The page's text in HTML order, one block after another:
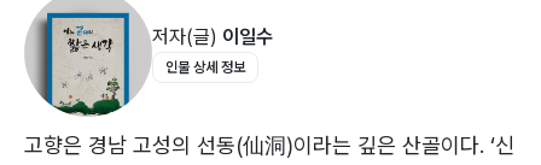
과연 합리적으로 생각하고 행동할까?
팔방미인을 부러워해야 할까?
전체를 보는 눈
야랑국 왕처럼 허세 부리는 사람들
편지가 사라지는 시대
저자(글) 이일수
인물 상세 정보
고향은 경남 고성의 선동(仙洞)이라는 깊은 산골이다. ‘신